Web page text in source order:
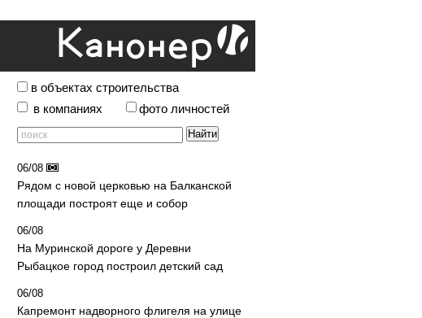
в объектах строительства
в компаниях
фото личностей
06/08
Рядом с новой церковью на Балканской
площади построят еще и собор
06/08
На Муринской дороге у Деревни
Рыбацкое город построил детский сад
06/08
Капремонт надворного флигеля на улице